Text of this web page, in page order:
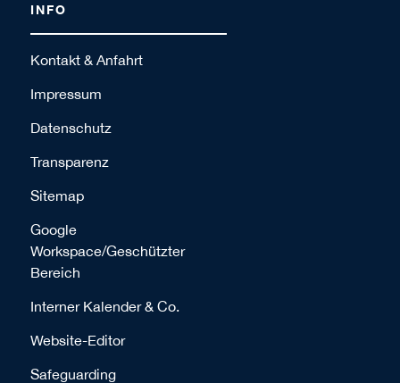
INFO
Kontakt & Anfahrt
Impressum
Datenschutz
Transparenz
Sitemap
Google
Workspace/Geschützter
Bereich
Interner Kalender & Co.
Website-Editor
Safeguarding